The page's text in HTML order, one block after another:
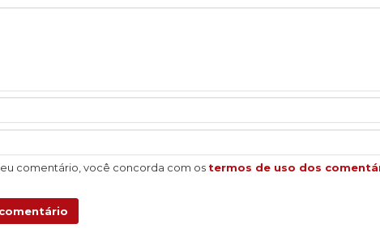
comentário, você concorda com os termos de uso dos